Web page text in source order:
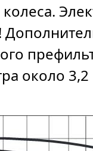
около